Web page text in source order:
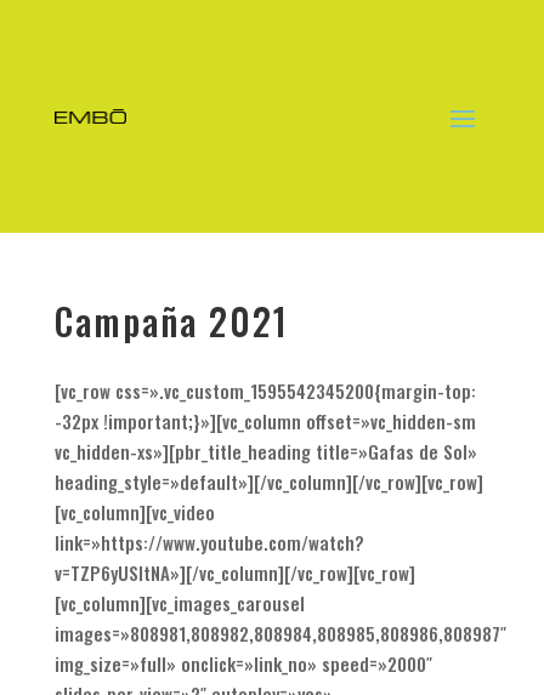
Campaña 2021
[vc_row css=».vc_custom_1595542345200{margin-top:
-32px !important;}»][vc_column offset=»vc_hidden-sm
vc_hidden-xs»][pbr_title_heading title=»Gafas de Sol»
heading_style=»default»][/vc_column][/vc_row][vc_row]
[vc_column][vc_video
link=»https://www.youtube.com/watch?
v=TZP6yUSItNA»][/vc_column][/vc_row][vc_row]
[vc_column][vc_images_carousel
images=»808981,808982,808984,808985,808986,808987″
img_size=»full» onclick=»link_no» speed=»2000″